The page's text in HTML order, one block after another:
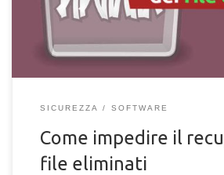
SICUREZZA SOFTWARE
Come impedire il
file eliminati